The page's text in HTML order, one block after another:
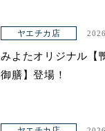
ヤエチカ店
みよたオリジナル【
御膳】登場！